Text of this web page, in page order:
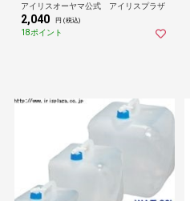
アイリスオーヤマ公式 アイリスプラザ
2,040 円 (税込)
18ポイント